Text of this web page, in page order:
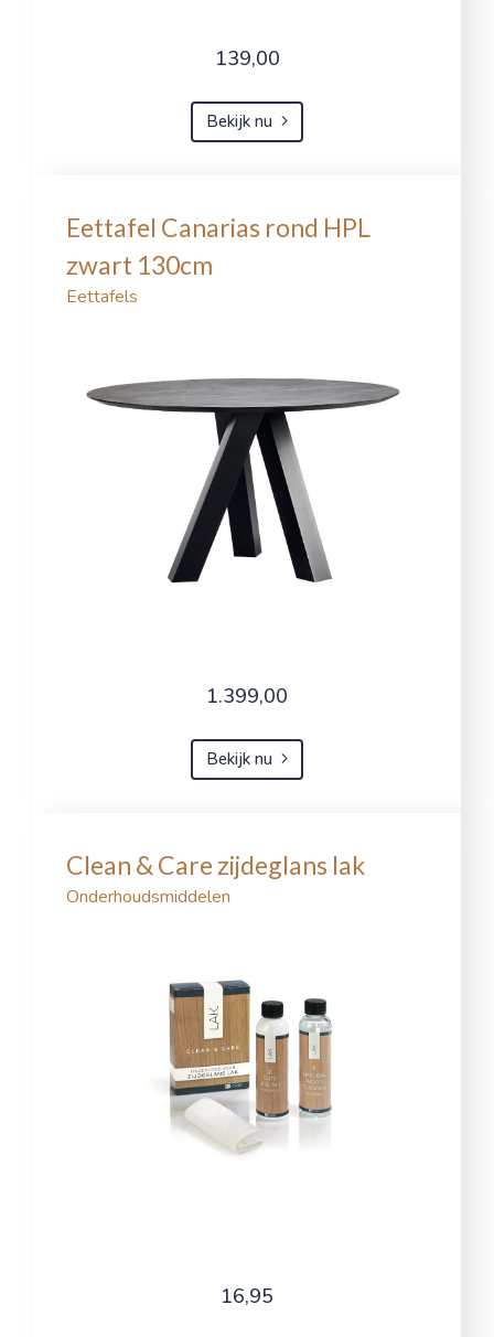
139,00
Bekijk nu
Eettafel Canarias rond HPL
zwart 130cm
Eettafels
1.399,00
Bekijk nu
Clean & Care zijdeglans lak
Onderhoudsmiddelen
16,95